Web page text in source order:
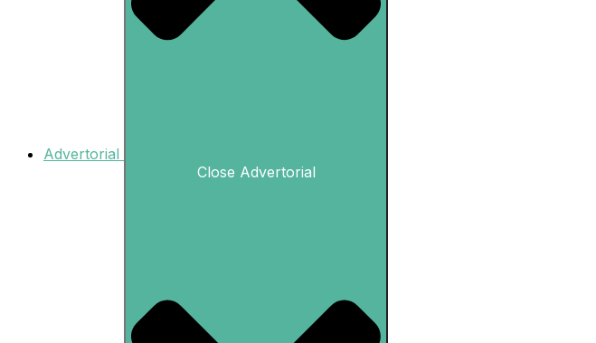
Advertorial
Close Advertorial